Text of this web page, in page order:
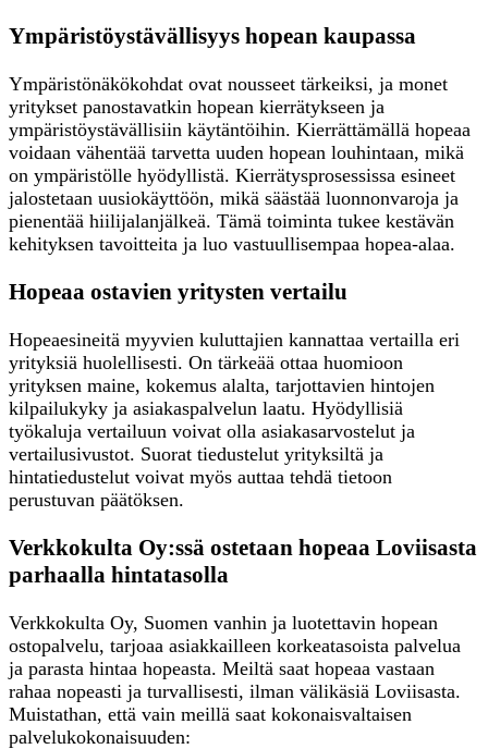
Ympäristöystävällisyys hopean kaupassa
Ympäristönäkökohdat ovat nousseet tärkeiksi, ja monet
yritykset panostavatkin hopean kierrätykseen ja
ympäristöystävällisiin käytäntöihin. Kierrättämällä hopeaa
voidaan vähentää tarvetta uuden hopean louhintaan, mikä
on ympäristölle hyödyllistä. Kierrätysprosessissa esineet
jalostetaan uusiokäyttöön, mikä säästää luonnonvaroja ja
pienentää hiilijalanjälkeä. Tämä toiminta tukee kestävän
kehityksen tavoitteita ja luo vastuullisempaa hopea-alaa.
Hopeaa ostavien yritysten vertailu
Hopeaesineitä myyvien kuluttajien kannattaa vertailla eri
yrityksiä huolellisesti. On tärkeää ottaa huomioon
yrityksen maine, kokemus alalta, tarjottavien hintojen
kilpailukyky ja asiakaspalvelun laatu. Hyödyllisiä
työkaluja vertailuun voivat olla asiakasarvostelut ja
vertailusivustot. Suorat tiedustelut yrityksiltä ja
hintatiedustelut voivat myös auttaa tehdä tietoon
perustuvan päätöksen.
Verkkokulta Oy:ssä ostetaan hopeaa Loviisasta
parhaalla hintatasolla
Verkkokulta Oy, Suomen vanhin ja luotettavin hopean
ostopalvelu, tarjoaa asiakkailleen korkeatasoista palvelua
ja parasta hintaa hopeasta. Meiltä saat hopeaa vastaan
rahaa nopeasti ja turvallisesti, ilman välikäsiä Loviisasta.
Muistathan, että vain meillä saat kokonaisvaltaisen
palvelukokonaisuuden: